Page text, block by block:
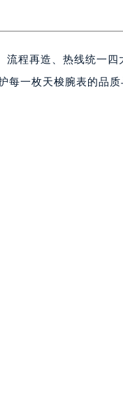
约）
室（需提前预约）
前预约）
预约）
）
流程再造、热线统一四
每一枚天梭腕表的品质